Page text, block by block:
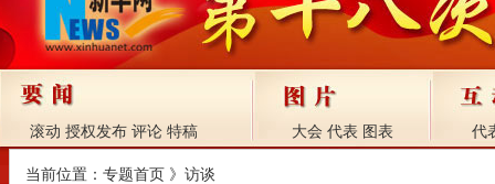
滚动 授权发布 评论 特稿 大会 代表 图表 代
当前位置：专题首页 》访谈